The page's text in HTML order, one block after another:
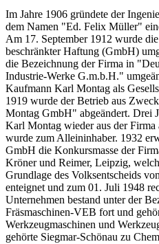
Im Jahre 1906 gründete der
dem Namen "Ed. Felix Müller"
Am 17. September 1912 wurde
beschränkter Haftung (GmbH)
die Bezeichnung der Firma in
Industrie-Werke G.m.b.H."
Kaufmann Karl Montag als
1919 wurde der Betrieb aus
Montag GmbH" abgeändert. Drei
Karl Montag wieder aus der
wurde zum Alleininhaber. 1932
GmbH die Konkursmasse der
Kröner und Reimer, Leipzig,
Grundlage des Volksentscheids
enteignet und zum 01. Juli 1948
Unternehmen bestand unter der
Fräsmaschinen-VEB fort und
Werkzeugmaschinen und
gehörte Siegmar-Schönau zu